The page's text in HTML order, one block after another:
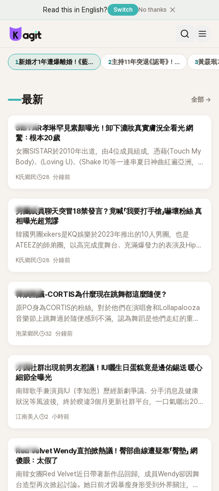
Read this in English? Switch No thanks
1新婚才1年遭爆離婚！《藍… 2主持11年突退《認哥》！… 3黃晸
最新 全部 →
K-POP
SISTAR孝琳罕見素顏曝光！卸下濃妝真實膚況全看光 網
驚：根本20歲
女團SISTAR於2010年出道，由4位成員組成，憑藉〈Touch My
Body〉、〈Loving U〉、〈Shake It〉等一連串夏日神曲紅遍亞洲，
獲封「夏日女王」。不過，團體在出道滿7年後宣布解散，成員各
不僅展現兩人多年不變的好交情，她幾乎素顏入鏡的真實模
樣，也意外掀起網友熱議。
K氏鄉民 28 分鐘前
K-POP
男團成員聊天突冒18禁發言？竟喊「我要打手槍」嚇壞粉絲 真
相曝光超荒謬
韓國男團xikers是KQ娛樂於2023年推出的10人男團，也是
ATEEZ的師弟團，以高完成度舞台、充滿爆發力的表演及Hip-
Hop風格聞名，出道後迅速累積大批海內外粉絲，近年也陸續
K氏鄉民 28 分鐘前
熱議討論
韓娛熱議-CORTIS為什麼現在跳舞都這麼隨便？
原PO身為CORTIS的粉絲，對於他們在演唱會和Lollapalooza
音樂節上跳舞過於隨便感到不滿，認為舞蹈是他們走紅的重要
原因，希望他們能更認真地表演。
泡菜鄉民 32 分鐘前
韓星
才因社群出現前男友惹議！IU曬生日蛋糕竟是邊佑錫送 暖心
細節全曝光
南韓歌手兼演員IU（李知恩）歷經新劇爭議、分手消息及健康
狀況等風波後，終於睽違3個月更新社群平台，一口氣曬出20
張近況照，讓大批粉絲又驚又喜。其中，一張生日蛋糕照意外
江南美人 2 小時前
K-POP
Red Velvet Wendy直拍掀熱議！臀部曲線遭疑靠「臀墊」 網
傻眼：太假了
南韓女團Red Velvet近日帶著新作品回歸，成員Wendy卻因舞
台造型再次掀起討論。她日前才因暴瘦身形受到外界關注，又